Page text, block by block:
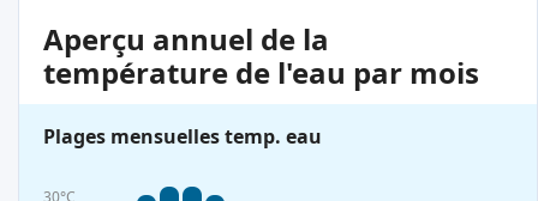
Aperçu annuel de la
température de l'eau par mois
Plages mensuelles temp. eau